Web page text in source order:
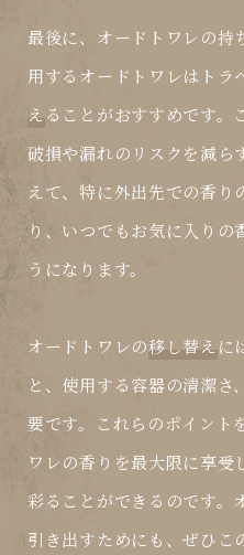
最後に、オードトワレの持
用するオードトワレはトラ
え ることがおすすめです。
破損や漏れのリスクを減ら
えて、特に外出先での香り
り、いつでもお気に入りの
うになります。
オードトワレの移し替え に
と、使用する容器の清潔さ
要です。これらのポイント
ワレの香りを最大限に享受
彩ることができるのです。
引き出すためにも、ぜひこ